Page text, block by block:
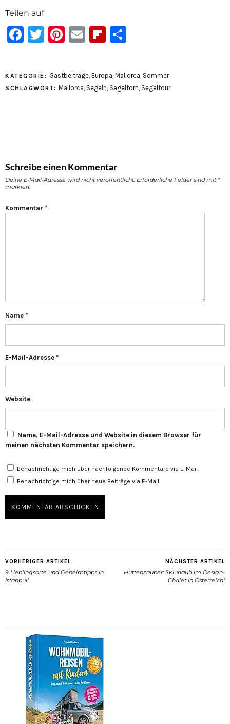
Teilen auf
Facebook
Twitter
Pinterest
EmailFlipboard
KATEGORIE: Gastbeiträge, Europa Mallorca Sommer
SCHLAGWORT: Mallorca Segeln Segeltörn Segeltour
Schreibe einen Kommentar
Deine E-Mail-Adresse wird nicht veröffentlicht. Erforderliche Felder sind mit *
markiert
Kommentar *
Name *
E-Mail-Adresse *
Website
Name, E-Mail-Adresse und Website in diesem Browser für
meinen nächsten Kommentar speichern.
Benachrichtige mich über nachfolgende Kommentare via E-Mail.
Benachrichtige mich über neue Beiträge via E-Mail.
VORHERIGER ARTIKEL
9 Lieblingsorte und Geheimtipps in
Istanbul!
NÄCHSTER ARTIKEL
Hüttenzauber: Skiurlaub im Design-
Chalet in Österreich!